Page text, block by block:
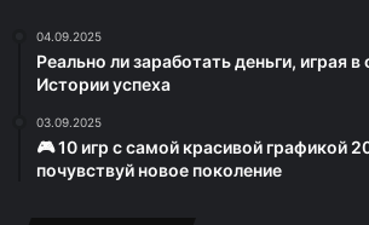
04.09.2025
Реально ли заработать деньги, играя
Истории успеха
03.09.2025
🎮 10 игр с самой красивой графикой
почувствуй новое поколение